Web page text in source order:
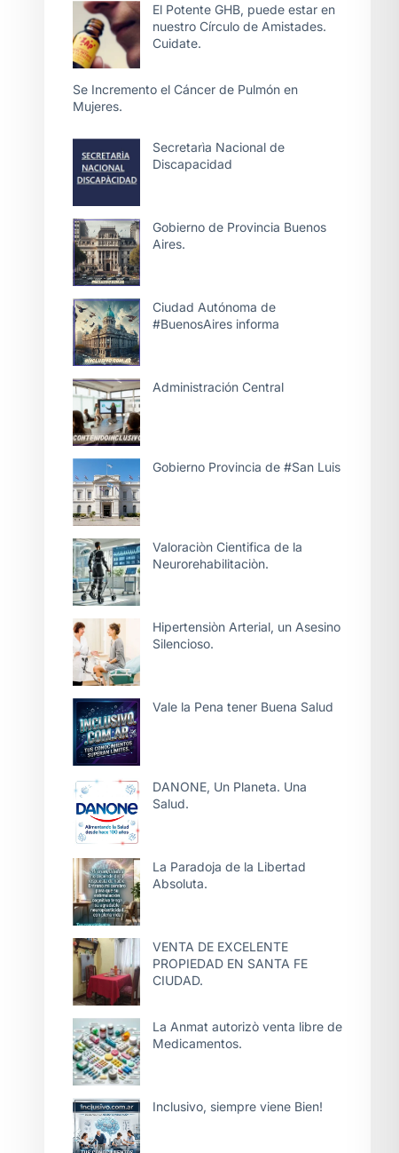
El Potente GHB, puede estar en
nuestro Círculo de Amistades.
Cuidate.
Se Incremento el Cáncer de Pulmón en
Mujeres.
Secretarìa Nacional de
Discapacidad
Gobierno de Provincia Buenos
Aires.
Ciudad Autónoma de
#BuenosAires informa
Administración Central
Gobierno Provincia de #San Luis
Valoraciòn Cientifica de la
Neurorehabilitaciòn.
Hipertensiòn Arterial, un Asesino
Silencioso.
Vale la Pena tener Buena Salud
DANONE, Un Planeta. Una
Salud.
La Paradoja de la Libertad
Absoluta.
VENTA DE EXCELENTE
PROPIEDAD EN SANTA FE
CIUDAD.
La Anmat autorizò venta libre de
Medicamentos.
Inclusivo, siempre viene Bien!